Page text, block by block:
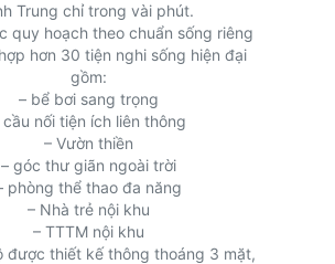
Trung chỉ trong vài phút.
quy hoạch theo chuẩn sống riêng
hơn 30 tiện nghi sống hiện đại
gồm:
– bể bơi sang trọng
cầu nối tiện ích liên thông
– Vườn thiền
– góc thư giãn ngoài trời
phòng thể thao đa năng
– Nhà trẻ nội khu
– TTTM nội khu
được thiết kế thông thoáng 3 mặt,